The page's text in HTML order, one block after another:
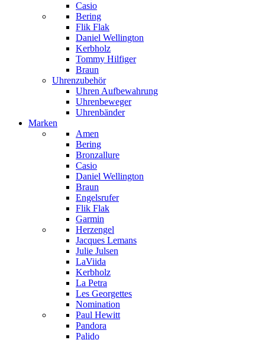
Casio
Bering
Flik Flak
Daniel Wellington
Kerbholz
Tommy Hilfiger
Braun
Uhrenzubehör
Uhren Aufbewahrung
Uhrenbeweger
Uhrenbänder
Marken
Amen
Bering
Bronzallure
Casio
Daniel Wellington
Braun
Engelsrufer
Flik Flak
Garmin
Herzengel
Jacques Lemans
Julie Julsen
LaViida
Kerbholz
La Petra
Les Georgettes
Nomination
Paul Hewitt
Pandora
Palido